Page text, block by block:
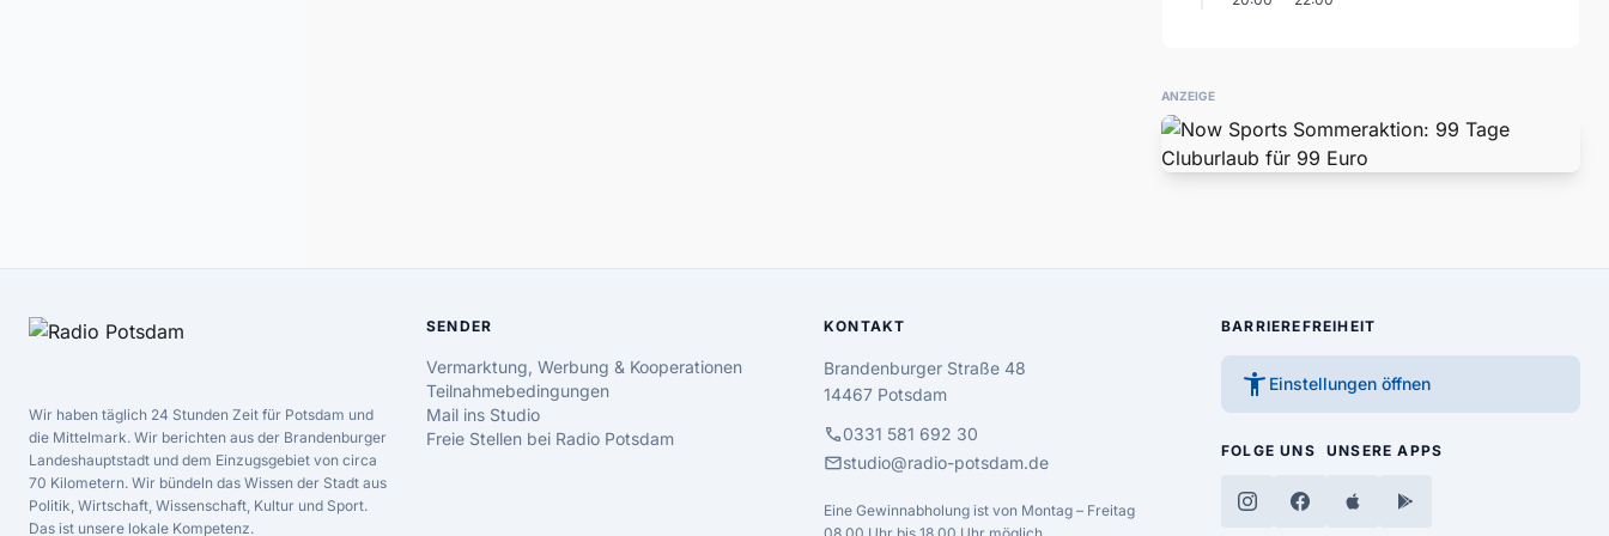
ANZEIGE
Wir haben täglich 24 Stunden Zeit für Potsdam und
die Mittelmark. Wir berichten aus der Brandenburger
Landeshauptstadt und dem Einzugsgebiet von circa
70 Kilometern. Wir bündeln das Wissen der Stadt aus
Politik, Wirtschaft, Wissenschaft, Kultur und Sport.
Das ist unsere lokale Kompetenz.
SENDER
Vermarktung, Werbung & Kooperationen
Teilnahmebedingungen
Mail ins Studio
Freie Stellen bei Radio Potsdam
KONTAKT
Brandenburger Straße 48
14467 Potsdam
call0331 581 692 30
mailstudio@radio-potsdam.de
Eine Gewinnabholung ist von Montag – Freitag
BARRIEREFREIHEIT
accessibility_new Einstellungen öffnen
FOLGE UNS UNSERE APPS